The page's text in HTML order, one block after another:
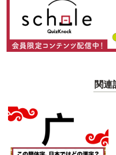
関連